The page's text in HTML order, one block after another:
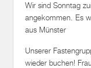
Wir sind Sonntag
angekommen. Es
aus Münster
Unserer
wieder buchen!